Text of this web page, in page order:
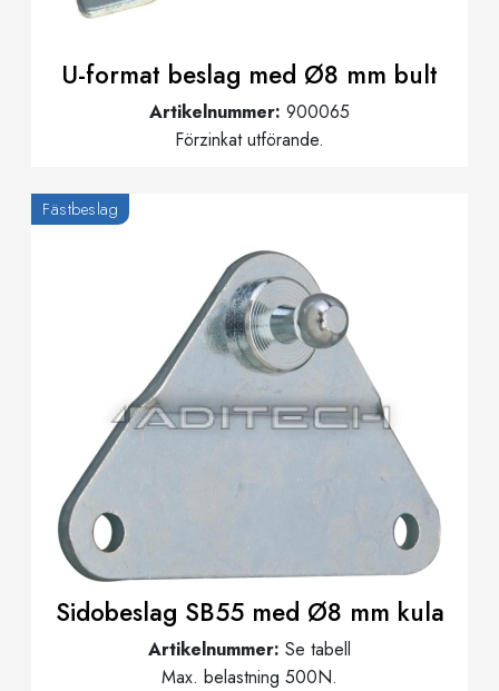
U-format beslag med Ø8 mm bult
Artikelnummer: 900065
Förzinkat utförande.
Fästbeslag
Sidobeslag SB55 med Ø8 mm kula
Artikelnummer: Se tabell
Max. belastning 500N.